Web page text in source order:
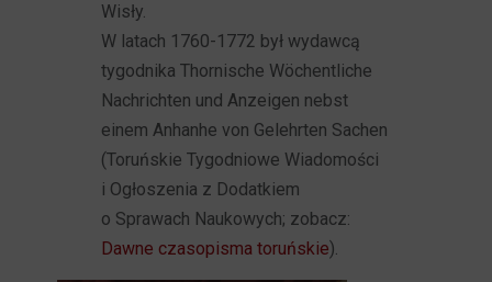
Wisły.
W latach 1760-1772 był wydawcą
tygodnika Thornische Wöchentliche
Nachrichten und Anzeigen nebst
einem Anhanhe von Gelehrten Sachen
(Toruńskie Tygodniowe Wiadomości
i Ogłoszenia z Dodatkiem
o Sprawach Naukowych; zobacz:
Dawne czasopisma toruńskie).